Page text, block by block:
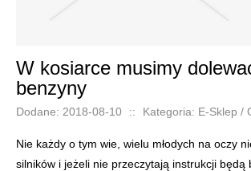
W kosiarce musimy
benzyny
Dodane: 2018-08-10 :: Kategoria: E-Sklep /
Nie każdy o tym wie, wielu młodych na oczy
silników i jeżeli nie przeczytają instrukcji będą